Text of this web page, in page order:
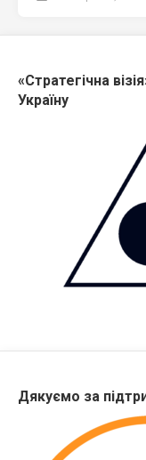
«Стратегічна
Україну
Дякуємо за